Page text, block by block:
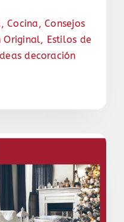
,Cocina ,Consejos
Original, Estilos de
decoración